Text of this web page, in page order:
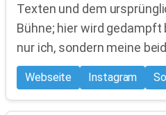
Texten und dem
Bühne; hier wird
nur ich, sondern meine
Webseite Instagram